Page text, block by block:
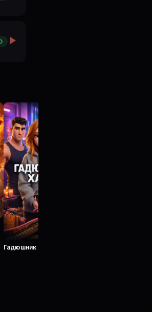
Гадюшник Хаус